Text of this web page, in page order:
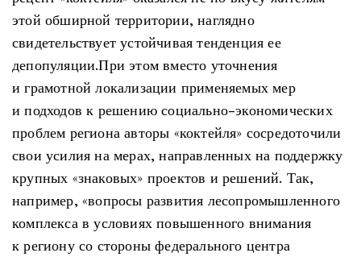
этой обширной территории, наглядно
свидетельствует устойчивая тенденция ее
депопуляции.При этом вместо уточнения
и грамотной локализации применяемых мер
и подходов к решению социально-экономических
проблем региона авторы «коктейля» сосредоточили
свои усилия на мерах, направленных на поддержку
крупных «знаковых» проектов и решений. Так,
например, «вопросы развития лесопромышленного
комплекса в условиях повышенного внимания
к региону со стороны федерального центра